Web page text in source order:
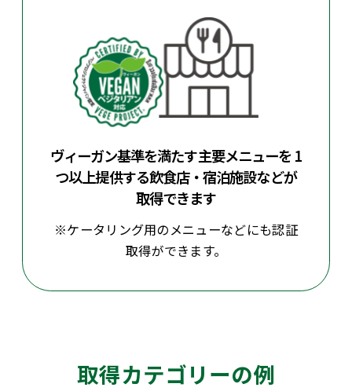
ヴィーガン基準を満たす主要メニューを1
つ以上提供する飲食店・宿泊施設などが
取得できます
※ケータリング用のメニューなどにも認証
取得ができます。
取得カテゴリーの例